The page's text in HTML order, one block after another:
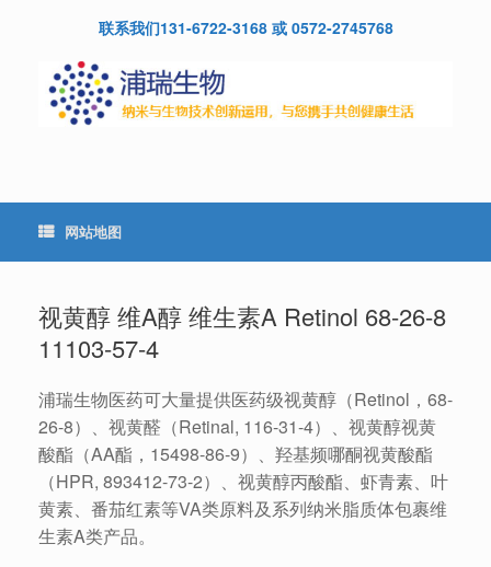
联系我们131-6722-3168 或 0572-2745768
网站地图
视黄醇 维A醇 维生素A Retinol 68-26-8
11103-57-4
浦瑞生物医药可大量提供医药级视黄醇（Retinol，68-
26-8）、视黄醛（Retinal, 116-31-4）、视黄醇视黄
酸酯（AA酯，15498-86-9）、羟基频哪酮视黄酸酯
（HPR, 893412-73-2）、视黄醇丙酸酯、虾青素、叶
黄素、番茄红素等VA类原料及系列纳米脂质体包裹维
生素A类产品。